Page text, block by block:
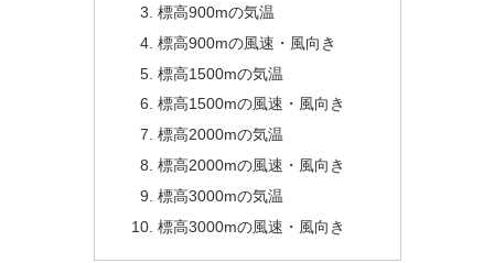
標高900mの気温
標高900mの風速・風向き
標高1500mの気温
標高1500mの風速・風向き
標高2000mの気温
標高2000mの風速・風向き
標高3000mの気温
標高3000mの風速・風向き